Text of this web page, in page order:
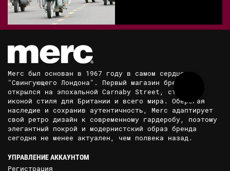
Merc был основан в 1967 году в самом сердце
"Свингующего Лондона". Первый магазин бренда
открылся на эпохальной Carnaby Street, ставшей
иконой стиля для Британии и всего мира. Оберегая
наследие и сохранив аутентичность, Merc адаптирует
свой ретро дизайн к современному гардеробу, поэтому
элегантный покрой и модернистский образ бренда
сегодня не менее актуален, чем полвека назад.
УПРАВЛЕНИЕ АККАУНТОМ
Регистрация